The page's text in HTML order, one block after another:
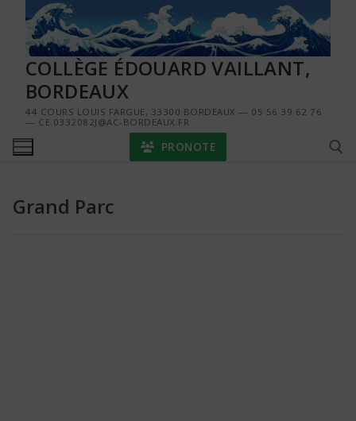
contenu
COLLÈGE ÉDOUARD VAILLANT,
BORDEAUX
44 COURS LOUIS FARGUE, 33300 BORDEAUX — 05 56 39 62 76
— CE.0332082J@AC-BORDEAUX.FR
PRONOTE
Grand Parc